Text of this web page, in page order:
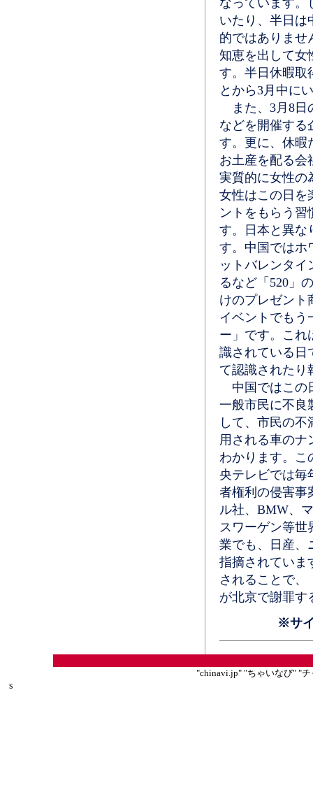
いたり、半日は
的ではありませ
知恵を出して女
す。半日休暇取
とから3月中に
また、3月8日
などを開催する
す。更に、休暇
お土産を配る会
実質的に女性の
女性はこの日を
ントをもらう習
す。日本と異な
す。中国ではホ
ットバレンタ
るなど「520」
けのプレゼント
イベントでもう
ー」です。これ
識されている日
て認識されたり
中国ではこの
一般市民に不良
して、市民の
用される車のナ
わかります。こ
央テレビでは毎
者権利の侵害事
ル社、BMW、
スワーゲン等
業でも、日産、
指摘されていま
されることで、
が北京で謝罪す
※サ
"chinavi.jp" "ちゃいなび" "
s